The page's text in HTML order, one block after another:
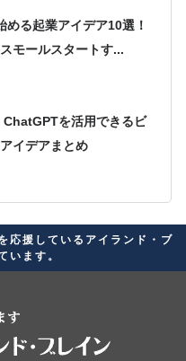
める起業アイデア10選！
モールスタートす...
ChatGPTを活用できるビ
イデアまとめ
に合ったビジネス...
る星座ランキング！経
と言われる星座を紹介
応援しているアイランド・ブ
います。